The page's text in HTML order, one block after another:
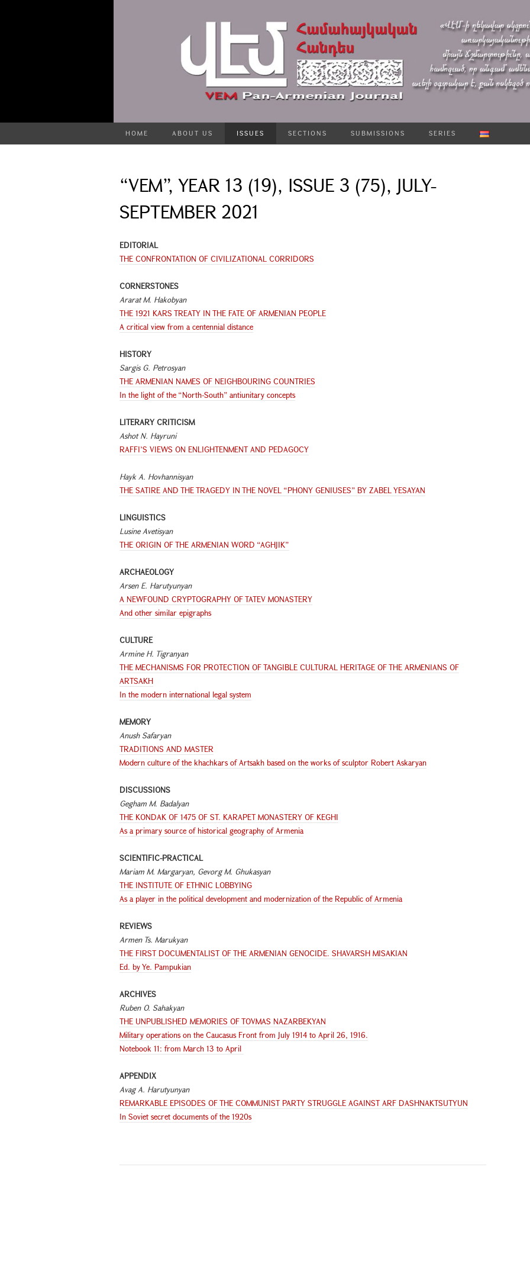
HOME ABOUT US ISSUES SECTIONS SUBMISSIONS SERIES
“VEM”, YEAR 13 (19), ISSUE 3 (75), JULY-
SEPTEMBER 2021
EDITORIAL
THE CONFRONTATION OF CIVILIZATIONAL CORRIDORS
CORNERSTONES
Ararat M. Hakobyan
THE 1921 KARS TREATY IN THE FATE OF ARMENIAN PEOPLE
A critical view from a centennial distance
HISTORY
Sargis G. Petrosyan
THE ARMENIAN NAMES OF NEIGHBOURING COUNTRIES
In the light of the “North-South” antiunitary concepts
LITERARY CRITICISM
Ashot N. Hayruni
RAFFI’S VIEWS ON ENLIGHTENMENT AND PEDAGOCY
Hayk A. Hovhannisyan
THE SATIRE AND THE TRAGEDY IN THE NOVEL “PHONY GENIUSES” BY ZABEL YESAYAN
LINGUISTICS
Lusine Avetisyan
THE ORIGIN OF THE ARMENIAN WORD “AGHJIK”
ARCHAEOLOGY
Arsen E. Harutyunyan
A NEWFOUND CRYPTOGRAPHY OF TATEV MONASTERY
And other similar epigraphs
CULTURE
Armine H. Tigranyan
THE MECHANISMS FOR PROTECTION OF TANGIBLE CULTURAL HERITAGE OF THE ARMENIANS OF
ARTSAKH
In the modern international legal system
MEMORY
Anush Safaryan
TRADITIONS AND MASTER
Modern culture of the khachkars of Artsakh based on the works of sculptor Robert Askaryan
DISCUSSIONS
Gegham M. Badalyan
THE KONDAK OF 1475 OF ST. KARAPET MONASTERY OF KEGHI
As a primary source of historical geography of Armenia
SCIENTIFIC-PRACTICAL
Mariam M. Margaryan, Gevorg M. Ghukasyan
THE INSTITUTE OF ETHNIC LOBBYING
As a player in the political development and modernization of the Republic of Armenia
REVIEWS
Armen Ts. Marukyan
THE FIRST DOCUMENTALIST OF THE ARMENIAN GENOCIDE. SHAVARSH MISAKIAN
Ed. by Ye. Pampukian
ARCHIVES
Ruben O. Sahakyan
THE UNPUBLISHED MEMORIES OF TOVMAS NAZARBEKYAN
Military operations on the Caucasus Front from July 1914 to April 26, 1916.
Notebook 11: from March 13 to April
APPENDIX
Avag A. Harutyunyan
REMARKABLE EPISODES OF THE COMMUNIST PARTY STRUGGLE AGAINST ARF DASHNAKTSUTYUN
In Soviet secret documents of the 1920s